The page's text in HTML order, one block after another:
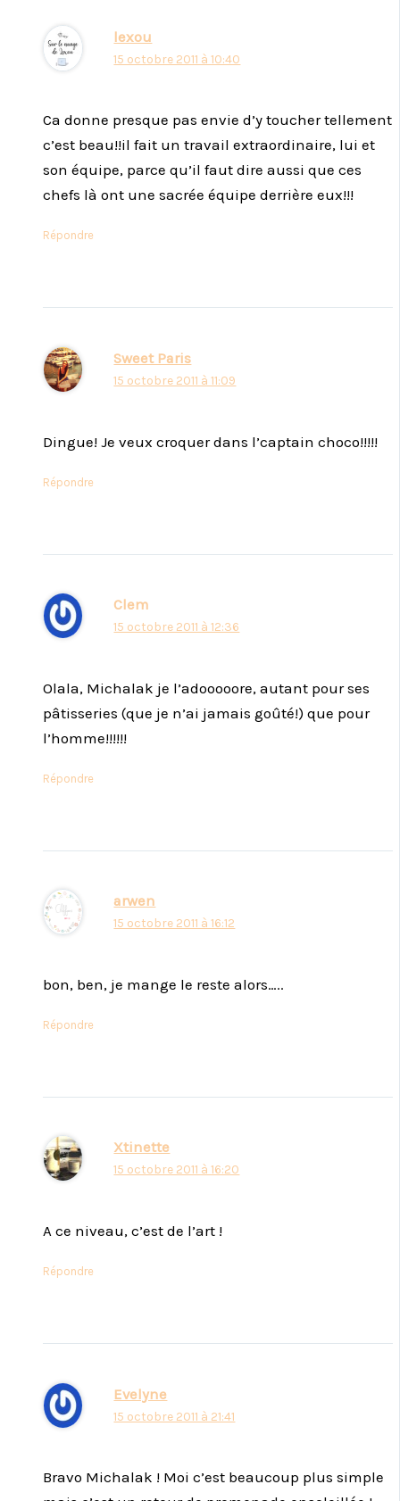
lexou
15 octobre 2011 à 10:40
Ca donne presque pas envie d’y toucher tellement
c’est beau!!il fait un travail extraordinaire, lui et
son équipe, parce qu’il faut dire aussi que ces
chefs là ont une sacrée équipe derrière eux!!!
Répondre
Sweet Paris
15 octobre 2011 à 11:09
Dingue! Je veux croquer dans l’captain choco!!!!!
Répondre
Clem
15 octobre 2011 à 12:36
Olala, Michalak je l’adooooore, autant pour ses
pâtisseries (que je n’ai jamais goûté!) que pour
l’homme!!!!!!
Répondre
arwen
15 octobre 2011 à 16:12
bon, ben, je mange le reste alors…..
Répondre
Xtinette
15 octobre 2011 à 16:20
A ce niveau, c’est de l’art !
Répondre
Evelyne
15 octobre 2011 à 21:41
Bravo Michalak ! Moi c’est beaucoup plus simple